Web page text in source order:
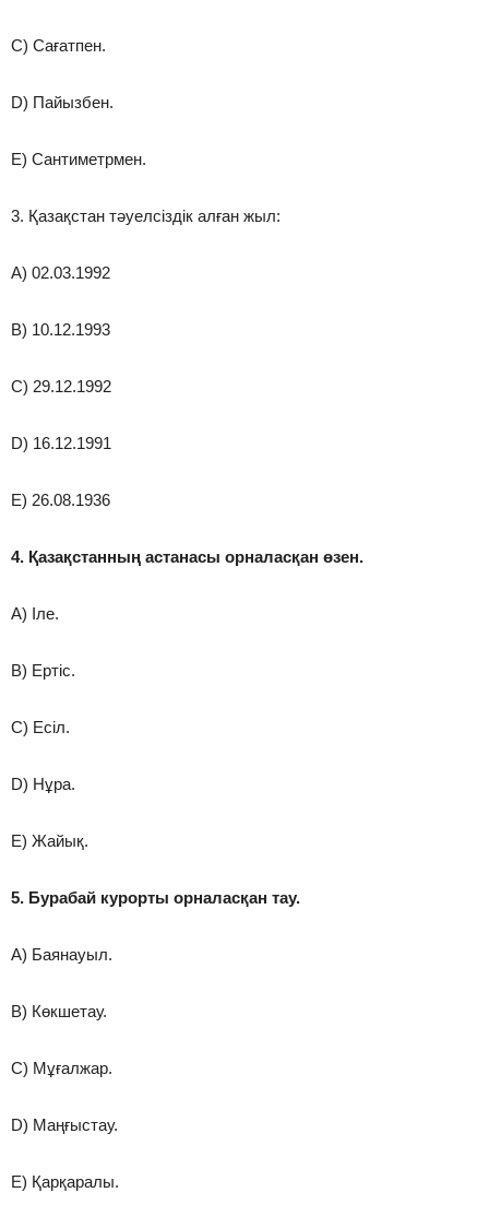
C) Сағатпен.
D) Пайызбен.
E) Сантиметрмен.
3. Қазақстан тәуелсіздік алған жыл:
A) 02.03.1992
B) 10.12.1993
C) 29.12.1992
D) 16.12.1991
E) 26.08.1936
4. Қазақстанның астанасы орналасқан өзен.
A) Іле.
B) Ертіс.
C) Есіл.
D) Нұра.
E) Жайық.
5. Бурабай курорты орналасқан тау.
A) Баянауыл.
B) Көкшетау.
C) Мұғалжар.
D) Маңғыстау.
E) Қарқаралы.